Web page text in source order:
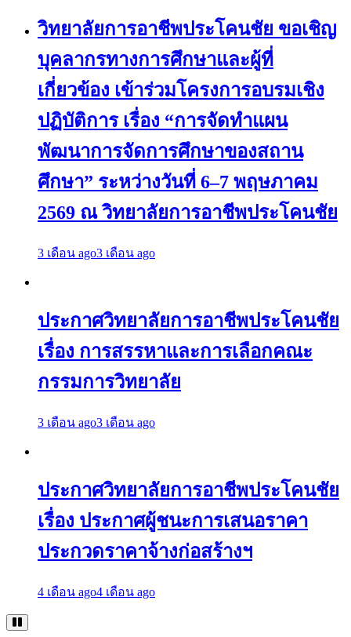
วิทยาลัยการอาชีพประโคนชัย ขอเชิญ
บุคลากรทางการศึกษาและผู้ที่
เกี่ยวข้อง เข้าร่วมโครงการอบรมเชิง
ปฏิบัติการ เรื่อง “การจัดทำแผน
พัฒนาการจัดการศึกษาของสถาน
ศึกษา” ระหว่างวันที่ 6–7 พฤษภาคม
2569 ณ วิทยาลัยการอาชีพประโคนชัย
3 เดือน ago3 เดือน ago
ประกาศวิทยาลัยการอาชีพประโคนชัย
เรื่อง การสรรหาและการเลือกคณะ
กรรมการวิทยาลัย
3 เดือน ago3 เดือน ago
ประกาศวิทยาลัยการอาชีพประโคนชัย
เรื่อง ประกาศผู้ชนะการเสนอราคา
ประกวดราคาจ้างก่อสร้างฯ
4 เดือน ago4 เดือน ago